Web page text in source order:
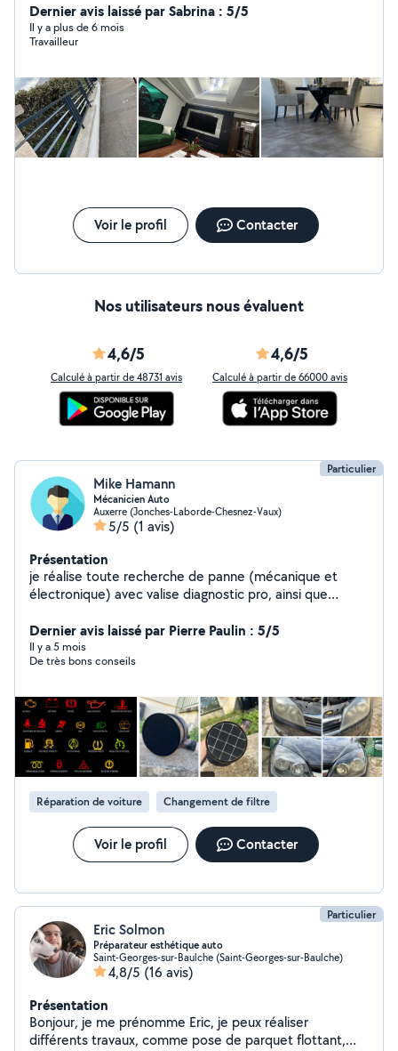
beauté pour votre maison vous êtes à la bonne porte
service qualité ,l'énergie de vos projets, la précision de
notre peinture pour plus d'informations n'hésitez pas me
Dernier avis laissé par Sabrina : 5/5
Il y a plus de 6 mois
Travailleur
Voir le profil Contacter
Nos utilisateurs nous évaluent
4,6/5
Calculé à partir de 48731 avis
4,6/5
Calculé à partir de 66000 avis
Particulier
Mike Hamann
Mécanicien Auto
Auxerre (Jonches-Laborde-Chesnez-Vaux)
5/5 (1 avis)
Présentation
je réalise toute recherche de panne (mécanique et
électronique) avec valise diagnostic pro, ainsi que
efficace, je fais aussi du bricolage polyvalent ( Maison ,
extérieur ) pour les petits travaux. N'hésitez pas à me
contacter !
Dernier avis laissé par Pierre Paulin : 5/5
Il y a 5 mois
De très bons conseils
Réparation de voiture Changement de filtre
Voir le profil Contacter
Particulier
Eric Solmon
Préparateur esthétique auto
Saint-Georges-sur-Baulche (Saint-Georges-sur-Baulche)
4,8/5 (16 avis)
Présentation
Bonjour, je me prénomme Eric, je peux réaliser
différents travaux, comme pose de parquet flottant,